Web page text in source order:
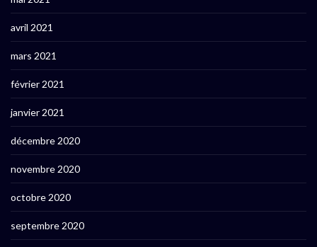
avril 2021
mars 2021
février 2021
janvier 2021
décembre 2020
novembre 2020
octobre 2020
septembre 2020